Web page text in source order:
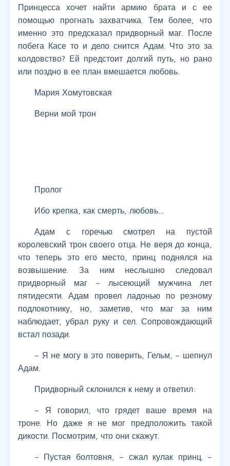
Принцесса хочет найти армию брата и с ее
помощью прогнать захватчика. Тем более, что
именно это предсказал придворный маг. После
побега Касе то и дело снится Адам. Что это за
колдовство? Ей предстоит долгий путь, но рано
или поздно в ее план вмешается любовь.
Мария Хомутовская
Верни мой трон
Пролог
Ибо крепка, как смерть, любовь…
Адам с горечью смотрел на пустой
королевский трон своего отца. Не веря до конца,
что теперь это его место, принц поднялся на
возвышение. За ним неслышно следовал
придворный маг – лысеющий мужчина лет
пятидесяти. Адам провел ладонью по резному
подлокотнику, но, заметив, что маг за ним
наблюдает, убрал руку и сел. Сопровождающий
встал позади.
– Я не могу в это поверить, Гельм, – шепнул
Адам.
Придворный склонился к нему и ответил:
– Я говорил, что грядет ваше время на
троне. Но даже я не мог предположить такой
дикости. Посмотрим, что они скажут.
– Пустая болтовня, – сжал кулак принц. –